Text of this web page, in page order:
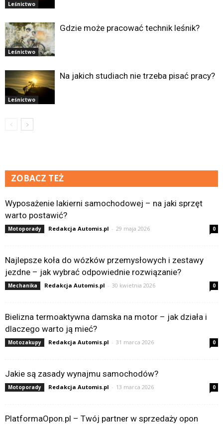
Leśnictwo
Leśnictwo
Gdzie może pracować technik leśnik?
Leśnictwo
Na jakich studiach nie trzeba pisać pracy?
ZOBACZ TEŻ
Wyposażenie lakierni samochodowej – na jaki sprzęt
warto postawić?
Motoporady Redakcja Automis.pl - 29 maja 2026 0
Najlepsze koła do wózków przemysłowych i zestawy
jezdne – jak wybrać odpowiednie rozwiązanie?
Mechanika Redakcja Automis.pl - 30 kwietnia 2026 0
Bielizna termoaktywna damska na motor – jak działa i
dlaczego warto ją mieć?
Motozakupy Redakcja Automis.pl - 31 marca 2026 0
Jakie są zasady wynajmu samochodów?
Motoporady Redakcja Automis.pl - 13 marca 2026 0
PlatformaOpon.pl – Twój partner w sprzedaży opon